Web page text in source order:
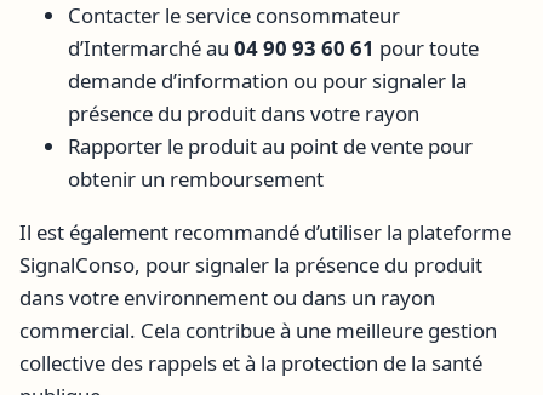
Contacter le service consommateur
d’Intermarché au 04 90 93 60 61 pour toute
demande d’information ou pour signaler la
présence du produit dans votre rayon
Rapporter le produit au point de vente pour
obtenir un remboursement
Il est également recommandé d’utiliser la plateforme
SignalConso, pour signaler la présence du produit
dans votre environnement ou dans un rayon
commercial. Cela contribue à une meilleure gestion
collective des rappels et à la protection de la santé